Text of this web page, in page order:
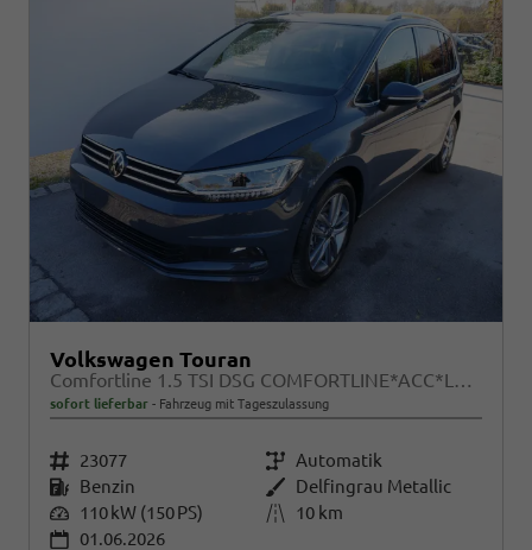
Volkswagen Touran
Comfortline 1.5 TSI DSG COMFORTLINE*ACC*LED*PDC*KAMERA*NAVI*SHZ* 7-SITZER 17-ZOLL
sofort lieferbar Fahrzeug mit Tageszulassung
Fahrzeugnr. 23077 Getriebe Automatik
Kraftstoff Benzin Außenfarbe Delfingrau Metallic
Leistung 110 kW (150 PS) Kilometerstand
10 km
01.06.2026